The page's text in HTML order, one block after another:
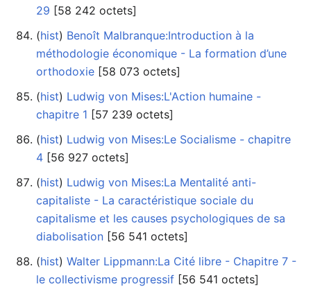
29 ‎[58 242 octets]
(hist) ‎ Benoît Malbranque:Introduction à la
méthodologie économique - La formation d’une
orthodoxie ‎[58 073 octets]
(hist) ‎ Ludwig von Mises:L'Action humaine -
chapitre 1 ‎[57 239 octets]
(hist) ‎ Ludwig von Mises:Le Socialisme - chapitre
4 ‎[56 927 octets]
(hist) ‎ Ludwig von Mises:La Mentalité anti-
capitaliste - La caractéristique sociale du
capitalisme et les causes psychologiques de sa
diabolisation ‎[56 541 octets]
(hist) ‎ Walter Lippmann:La Cité libre - Chapitre 7 -
le collectivisme progressif ‎[56 541 octets]